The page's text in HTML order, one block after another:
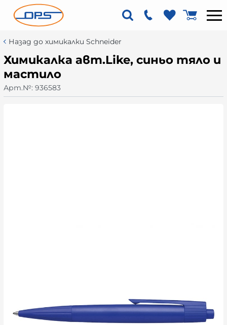
Назад до химикалки Schneider
Химикалка авт.Like, синьо тяло и
мастило
Арт.№: 936583